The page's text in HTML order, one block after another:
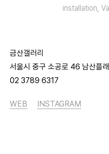
installation,
금산갤러리
서울시 중구 소공로 46 남산플
02 3789 6317
WEB INSTAGRAM